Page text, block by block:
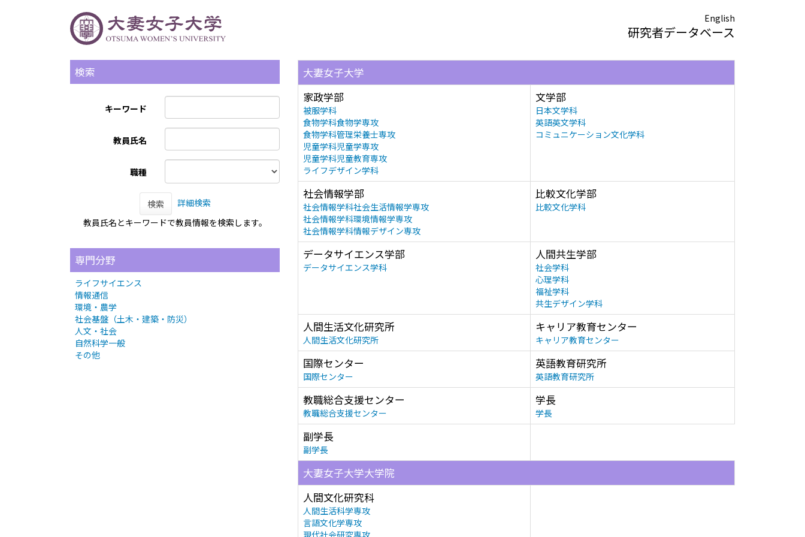
English
研究者データベース
検索
キーワード
教員氏名
職種
検索
詳細検索
教員氏名とキーワードで教員情報を検索します。
専門分野
ライフサイエンス
情報通信
環境・農学
社会基盤（土木・建築・防災）
人文・社会
自然科学一般
その他
大妻女子大学
家政学部
被服学科
食物学科食物学専攻
食物学科管理栄養士専攻
児童学科児童学専攻
児童学科児童教育専攻
ライフデザイン学科
文学部
日本文学科
英語英文学科
コミュニケーション文化学科
社会情報学部
社会情報学科社会生活情報学専攻
社会情報学科環境情報学専攻
社会情報学科情報デザイン専攻
比較文化学部
比較文化学科
データサイエンス学部
データサイエンス学科
人間共生学部
社会学科
心理学科
福祉学科
共生デザイン学科
人間生活文化研究所
人間生活文化研究所
キャリア教育センター
キャリア教育センター
国際センター
国際センター
英語教育研究所
英語教育研究所
教職総合支援センター
教職総合支援センター
学長
学長
副学長
副学長
大妻女子大学大学院
人間文化研究科
人間生活科学専攻
言語文化学専攻
現代社会研究専攻